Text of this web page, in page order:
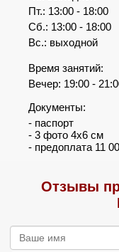
Пт.: 13:00 - 18:00
Сб.: 13:00 - 18:00
Вс.: выходной
Время занятий:
Вечер: 19:00 -
Документы:
- паспорт
- 3 фото 4х6 см
- предоплата 11
Отзывы